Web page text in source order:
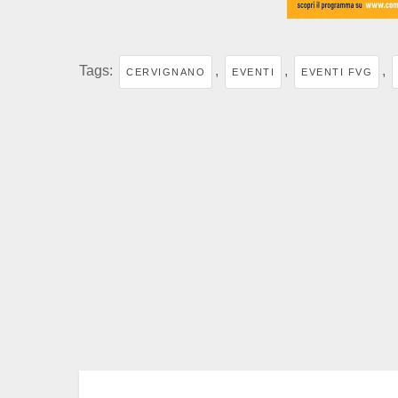
Tags: CERVIGNANO , EVENTI , EVENTI FVG ,